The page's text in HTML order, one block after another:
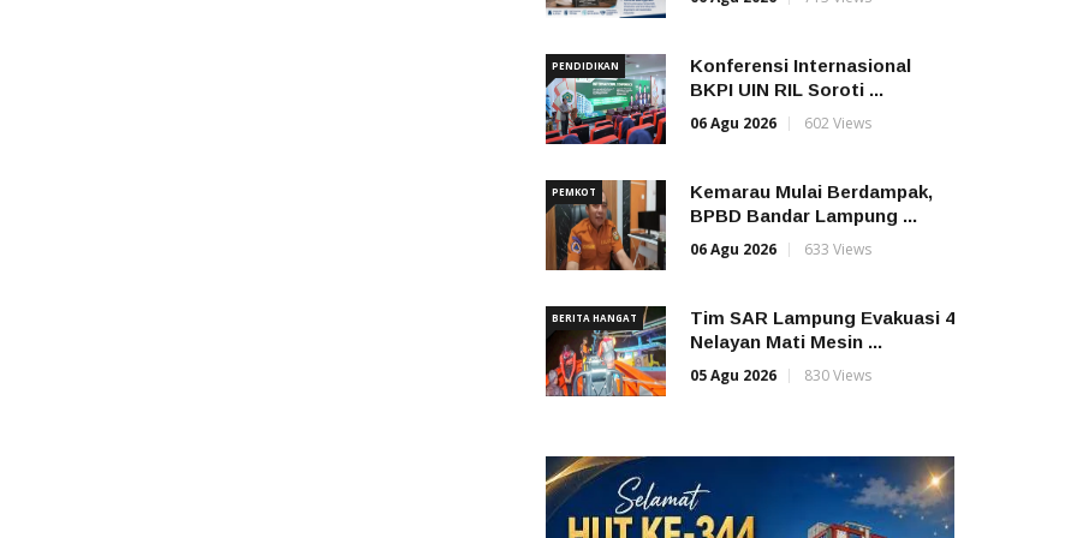
PENDIDIKAN
Konferensi Internasional
BKPI UIN RIL Soroti ...
06 Agu 2026
602 Views
PEMKOT
Kemarau Mulai Berdampak,
BPBD Bandar Lampung ...
06 Agu 2026
633 Views
BERITA HANGAT
Tim SAR Lampung Evakuasi 4
Nelayan Mati Mesin ...
05 Agu 2026
830 Views